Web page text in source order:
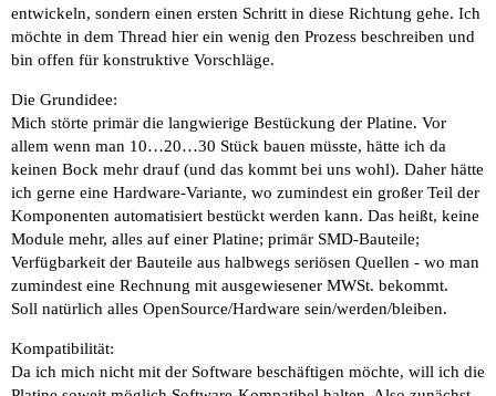
entwickeln, sondern einen ersten Schritt in diese Richtung gehe. Ich
möchte in dem Thread hier ein wenig den Prozess beschreiben und
bin offen für konstruktive Vorschläge.
Die Grundidee:
Mich störte primär die langwierige Bestückung der Platine. Vor
allem wenn man 10…20…30 Stück bauen müsste, hätte ich da
keinen Bock mehr drauf (und das kommt bei uns wohl). Daher hätte
ich gerne eine Hardware-Variante, wo zumindest ein großer Teil der
Komponenten automatisiert bestückt werden kann. Das heißt, keine
Module mehr, alles auf einer Platine; primär SMD-Bauteile;
Verfügbarkeit der Bauteile aus halbwegs seriösen Quellen - wo man
zumindest eine Rechnung mit ausgewiesener MWSt. bekommt.
Soll natürlich alles OpenSource/Hardware sein/werden/bleiben.
Kompatibilität:
Da ich mich nicht mit der Software beschäftigen möchte, will ich die